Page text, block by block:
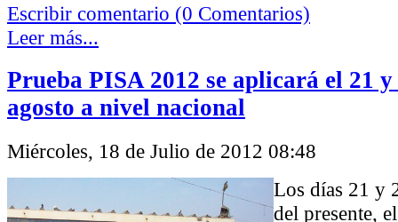
Escribir comentario (0 Comentarios)
Leer más...
Prueba PISA 2012 se aplicará el 21 y
agosto a nivel nacional
Miércoles, 18 de Julio de 2012 08:48
Los días 21 y
del presente,